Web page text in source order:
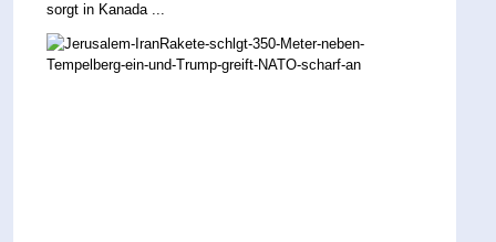
sorgt in Kanada ...